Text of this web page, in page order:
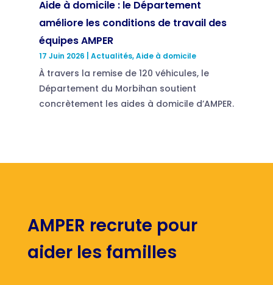
Aide à domicile : le Département
améliore les conditions de travail des
équipes AMPER
17 Juin 2026 Actualités,Aide à domicile
À travers la remise de 120 véhicules, le
Département du Morbihan soutient
concrètement les aides à domicile d’AMPER.
AMPER recrute pour
aider les familles